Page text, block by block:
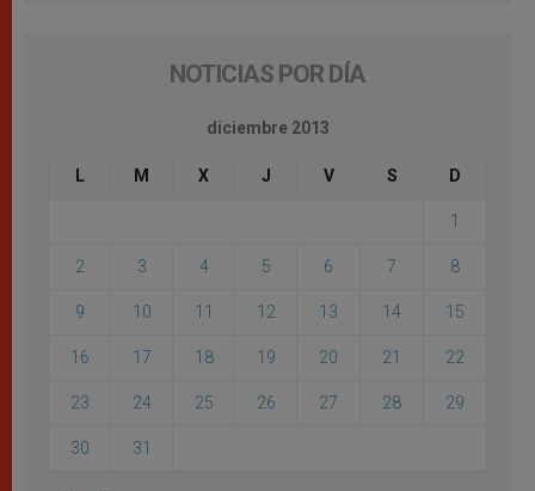
NOTICIAS POR DÍA
diciembre 2013
L M X J V S D
1
2 3 4 5 6 7 8
9 10 11 12 13 14 15
16 17 18 19 20 21 22
23 24 25 26 27 28 29
30 31